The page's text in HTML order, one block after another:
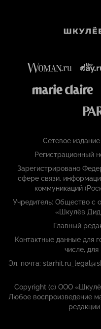
Сетевое
Регистрационный
Зарегистрировано
сфере связи,
коммуникаций
Учредитель: Общество с
«Шкулёв
Главный
Контактные данные для
числе,
Эл. почта:
Copyright (с) ООО
Любое воспроизведение